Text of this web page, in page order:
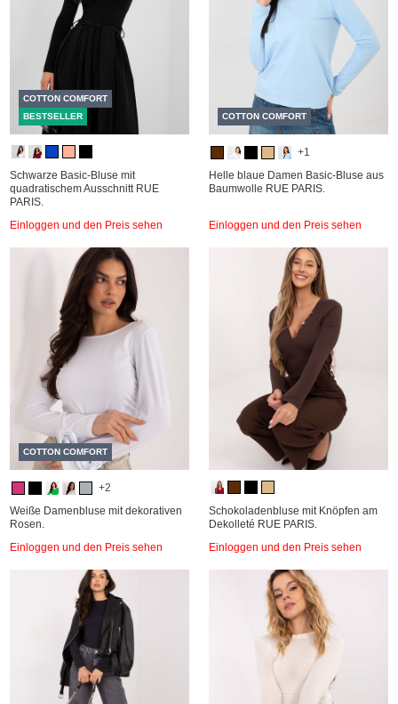
COTTON COMFORT
BESTSELLER
Schwarze Basic-Bluse mit
quadratischem Ausschnitt RUE
PARIS.
Einloggen und den Preis sehen
COTTON COMFORT
+1
Helle blaue Damen Basic-Bluse aus
Baumwolle RUE PARIS.
Einloggen und den Preis sehen
COTTON COMFORT
+2
Weiße Damenbluse mit dekorativen
Rosen.
Einloggen und den Preis sehen
Schokoladenbluse mit Knöpfen am
Dekolleté RUE PARIS.
Einloggen und den Preis sehen